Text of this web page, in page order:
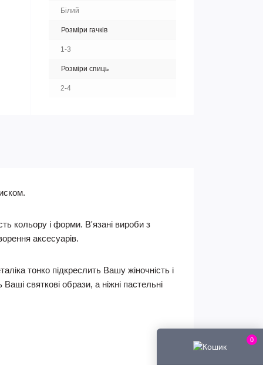
0
Білий
Розміри гачків
1-3
Розміри спиць
2-4
кольору і форми. В'язані вироби з
аксесуарів.
тонко підкреслить Вашу жіночність і
святкові образи, а ніжні пастельні